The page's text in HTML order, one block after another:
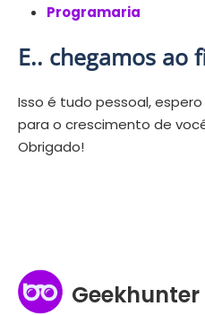
Programaria
E.. chegamos ao
Isso é tudo pessoal,
para o crescimento de
Obrigado!
Geekhunter